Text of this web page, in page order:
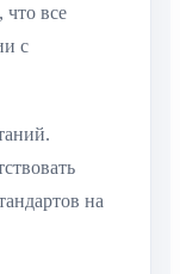
что все
с
на